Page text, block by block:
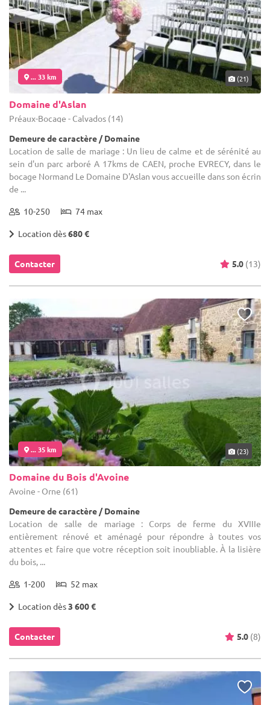
... 33 km (21)
Domaine d'Aslan
Préaux-Bocage - Calvados (14)
Demeure de caractère / Domaine
Location de salle de mariage : Un lieu de calme et de sérénité au
sein d'un parc arboré A 17kms de CAEN, proche EVRECY, dans le
bocage Normand Le Domaine D'Aslan vous accueille dans son écrin
de ...
10-250 74 max
Location dès680 €
Contacter 5.0 (13)
... 35 km (23)
Domaine du Bois d'Avoine
Avoine - Orne (61)
Demeure de caractère / Domaine
Location de salle de mariage : Corps de ferme du XVIIIe
entièrement rénové et aménagé pour répondre à toutes vos
attentes et faire que votre réception soit inoubliable. À la lisière
du bois, ...
1-200 52 max
Location dès3 600 €
Contacter 5.0 (8)